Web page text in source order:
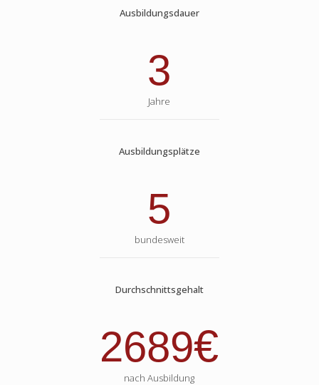
Ausbildungsdauer
3
Jahre
Ausbildungsplätze
5
bundesweit
Durchschnittsgehalt
2689€
nach Ausbildung